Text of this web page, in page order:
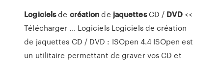
Logicielsde créationde jaquettesCD / DVD<<
Télécharger ... Logiciels Logiciels de création
de jaquettes CD / DVD : ISOpen 4.4 ISOpen est
un utilitaire permettant de graver vos CD et